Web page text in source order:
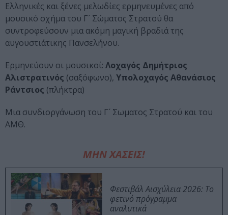
Ελληνικές και ξένες μελωδίες ερμηνευμένες από
μουσικό σχήμα του Γ´ Σώματος Στρατού θα
συντροφεύσουν μια ακόμη μαγική βραδιά της
αυγουστιάτικης Πανσελήνου.
Ερμηνεύουν οι μουσικοί: Λοχαγός Δημήτριος
Αλιστρατινός (σαξόφωνο), Υπολοχαγός Αθανάσιος
Ράντσιος (πλήκτρα)
Μια συνδιοργάνωση του Γ´ Σωματος Στρατού και του
ΑΜΘ.
ΜΗΝ ΧΑΣΕΙΣ!
Φεστιβάλ Αισχύλεια 2026: Το
φετινό πρόγραμμα
αναλυτικά